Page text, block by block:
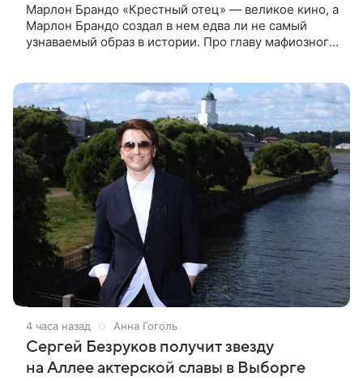
Марлон Брандо «Крестный отец» — великое кино, а
Марлон Брандо создал в нем едва ли не самый
узнаваемый образ в истории. Про главу мафиозного
4 часа назад Анна Гоголь
Сергей Безруков получит звезду
на Аллее актерской славы в Выборге